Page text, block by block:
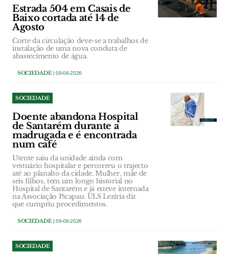
Estrada 504 em Casais de
Baixo cortada até 14 de
Agosto
Corte da circulação deve-se a trabalhos de
instalação de uma nova conduta de
abastecimento de água.
SOCIEDADE| 09-08-2026
SOCIEDADE
Doente abandona Hospital
de Santarém durante a
madrugada e é encontrada
num café
Utente saiu da unidade ainda com
vestuário hospitalar e percorreu o trajecto
até ao planalto da cidade. Mulher, mãe de
seis filhos, tem um longo historial no
Hospital de Santarém e já esteve internada
na Associação Picapau. ULS Lezíria diz
que cumpriu procedimentos.
SOCIEDADE| 09-08-2026
SOCIEDADE